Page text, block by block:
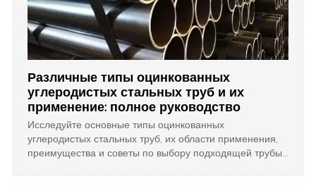
Различные типы оцинкованных
углеродистых стальных труб и их
применение: полное руководство
Исследуйте основные типы оцинкованных
углеродистых стальных труб, их области применения,
преимущества и советы по выбору подходящей трубы